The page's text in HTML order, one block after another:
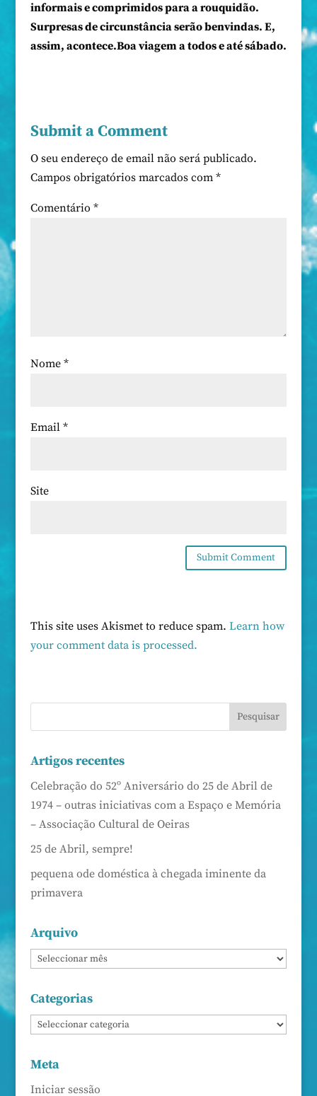
informais e comprimidos para a rouquidão.
Surpresas de circunstância serão benvindas. E,
assim, acontece.Boa viagem a todos e até sábado.
Submit a Comment
O seu endereço de email não será publicado.
Campos obrigatórios marcados com *
Comentário *
Nome *
Email *
Site
This site uses Akismet to reduce spam. Learn how
your comment data is processed.
Artigos recentes
Celebração do 52º Aniversário do 25 de Abril de
1974 – outras iniciativas com a Espaço e Memória
– Associação Cultural de Oeiras
25 de Abril, sempre!
pequena ode doméstica à chegada iminente da
primavera
Arquivo
Categorias
Meta
Iniciar sessão